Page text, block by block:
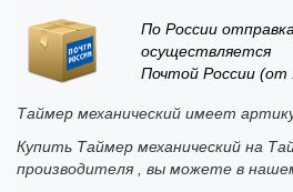
По России
осуществляется
Почтой России (от
Таймер механический имеет
Купить Таймер механический на
производителя , вы можете в